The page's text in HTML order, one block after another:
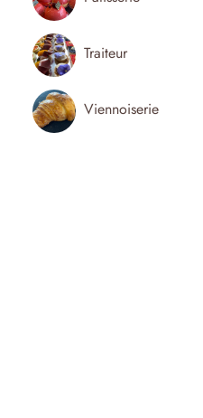
Traiteur
Viennoiserie